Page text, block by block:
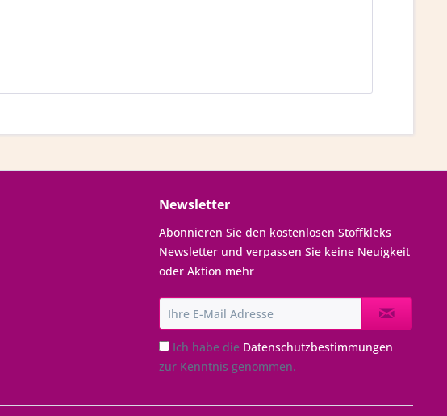
Newsletter
Abonnieren Sie den kostenlosen Stoffkleks
Newsletter und verpassen Sie keine Neuigkeit
oder Aktion mehr
Ich habe die Datenschutzbestimmungen
zur Kenntnis genommen.